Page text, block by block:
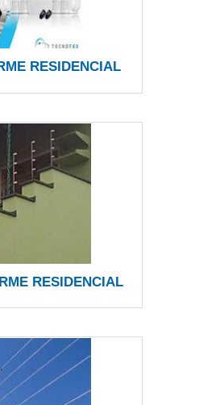
RESIDENCIAL
RESIDENCIAL